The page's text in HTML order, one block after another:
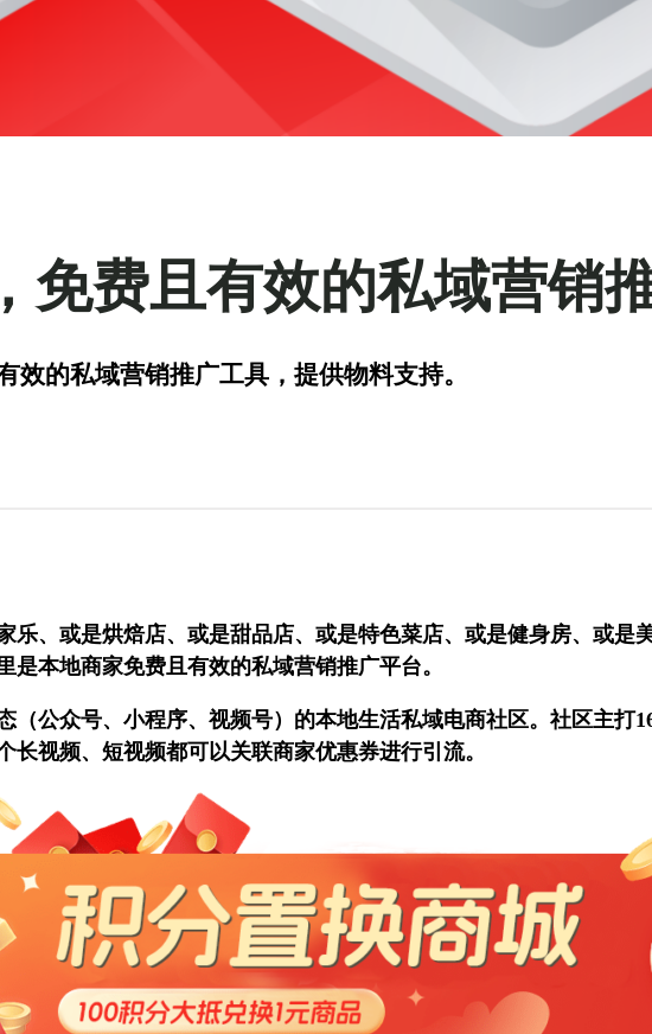
免费且有效的私域营销
的私域营销推广工具，提供物料支持。
乐、或是烘焙店、或是甜品店、或是特色菜店、或是健身房、或是
本地商家免费且有效的私域营销推广平台。
（公众号、小程序、视频号）的本地生活私域电商社区。社区主打
视频、短视频都可以关联商家优惠券进行引流。